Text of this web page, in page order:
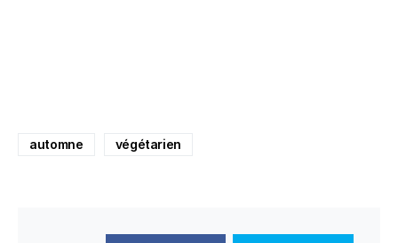
automne végétarien